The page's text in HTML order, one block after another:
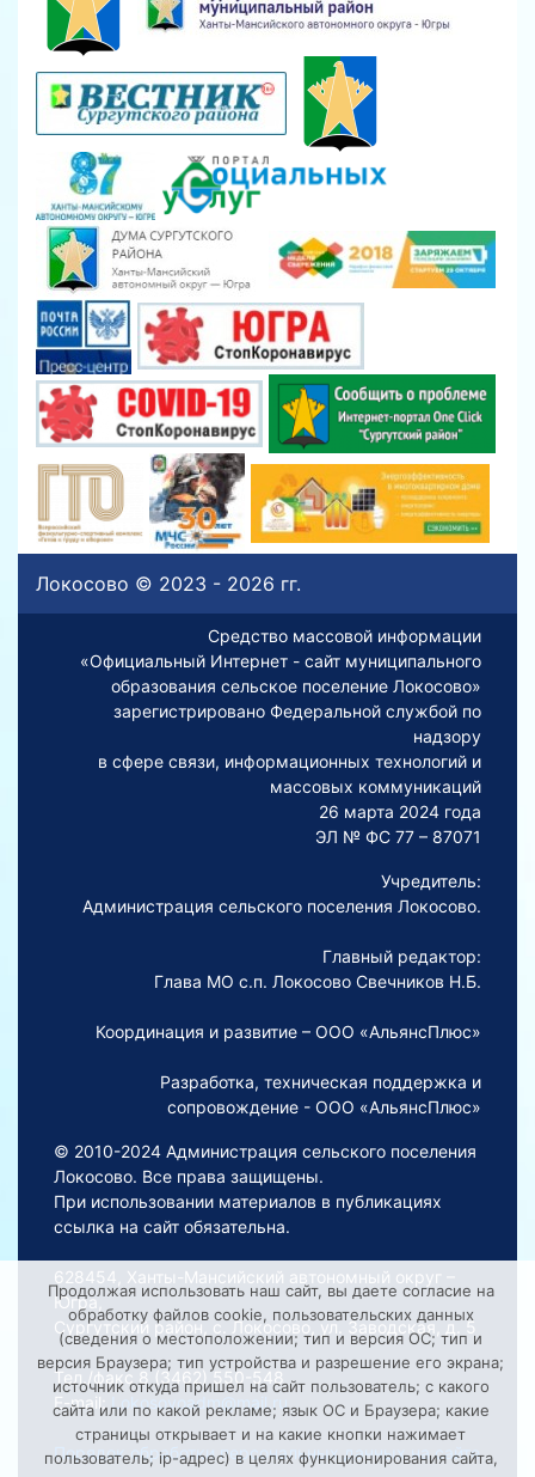
Локосово © 2023 - 2026 гг.
Средство массовой информации
«Официальный Интернет - сайт муниципального
образования сельское поселение Локосово»
зарегистрировано Федеральной службой по
надзору
в сфере связи, информационных технологий и
массовых коммуникаций
26 марта 2024 года
ЭЛ № ФС 77 – 87071
Учредитель:
Администрация сельского поселения Локосово.
Главный редактор:
Глава МО с.п. Локосово Свечников Н.Б.
Координация и развитие – ООО «АльянсПлюс»
Разработка, техническая поддержка и
сопровождение - ООО «АльянсПлюс»
© 2010-2024 Администрация сельского поселения
Локосово. Все права защищены.
При использовании материалов в публикациях
ссылка на сайт обязательна.
628454, Ханты-Мансийский автономный округ –
Югра,
Сургутский район, с. Локосово, ул. Заводская, д. 5
Тел./факс 8 (3462) 550-548
E-mail:
Lokosovoadm@mail.ru
Порядок обработки персональных данных на сайте
Продолжая использовать наш сайт, вы даете согласие на
обработку файлов cookie, пользовательских данных
(сведения о местоположении; тип и версия ОС; тип и
версия Браузера; тип устройства и разрешение его экрана;
источник откуда пришел на сайт пользователь; с какого
сайта или по какой рекламе; язык ОС и Браузера; какие
страницы открывает и на какие кнопки нажимает
пользователь; ip-адрес) в целях функционирования сайта,